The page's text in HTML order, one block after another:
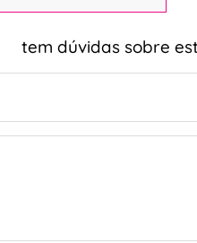
tem dúvidas sobre